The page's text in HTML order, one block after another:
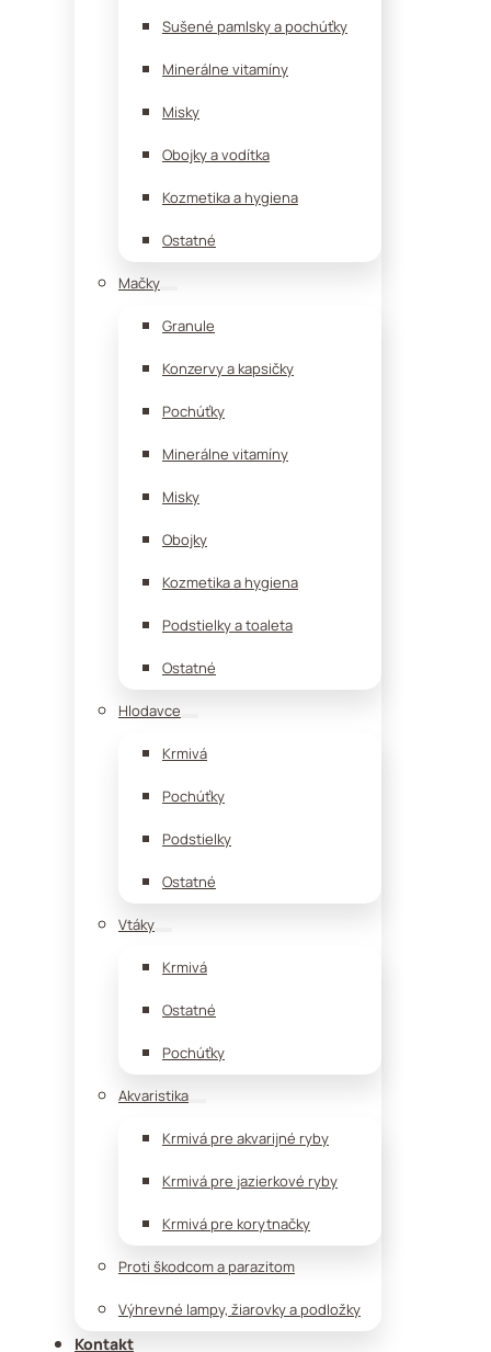
Sušené pamlsky a pochúťky
Minerálne vitamíny
Misky
Obojky a vodítka
Kozmetika a hygiena
Ostatné
Mačky
Granule
Konzervy a kapsičky
Pochúťky
Minerálne vitamíny
Misky
Obojky
Kozmetika a hygiena
Podstielky a toaleta
Ostatné
Hlodavce
Krmivá
Pochúťky
Podstielky
Ostatné
Vtáky
Krmivá
Ostatné
Pochúťky
Akvaristika
Krmivá pre akvarijné ryby
Krmivá pre jazierkové ryby
Krmivá pre korytnačky
Proti škodcom a parazitom
Výhrevné lampy, žiarovky a podložky
Kontakt